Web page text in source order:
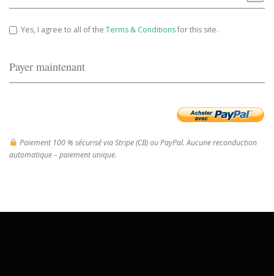
Yes, I agree to all of the Terms & Conditionsfor this site.
Payer maintenant
Paiement 100 % sécurisé via Stripe (CB) ou PayPal. Aucune reconduction
automatique – paiement unique.